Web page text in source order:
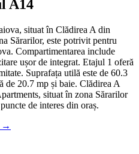
A14
situat în Clădirea A din
Sărarilor, este potrivit pentru
Compartimentarea include
ușor de integrat. Etajul 1 oferă
Suprafața utilă este de 60.3
de 20.7 mp și baie. Clădirea A
situat în zona Sărarilor
de interes din oraș.
→